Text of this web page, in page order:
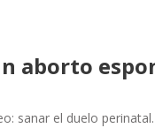
aborto
sanar el duelo